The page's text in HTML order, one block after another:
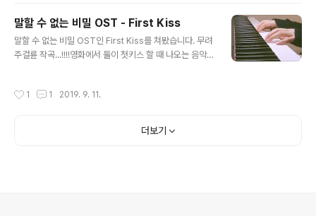
말할 수 없는 비밀 OST - First Kiss
말할 수 없는 비밀 OST인 First Kiss를 쳐봤습니다. 무려
주걸륜 작곡...!!!!영화에서 둘이 첫키스 할 때 나오는 음악이
1 1 2019. 9. 11.
더보기